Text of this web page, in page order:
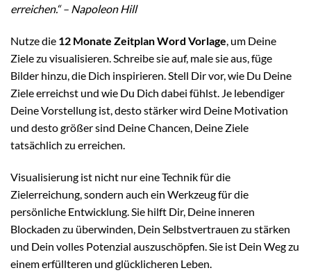
erreichen.“ – Napoleon Hill
Nutze die 12 Monate Zeitplan Word Vorlage, um Deine
Ziele zu visualisieren. Schreibe sie auf, male sie aus, füge
Bilder hinzu, die Dich inspirieren. Stell Dir vor, wie Du Deine
Ziele erreichst und wie Du Dich dabei fühlst. Je lebendiger
Deine Vorstellung ist, desto stärker wird Deine Motivation
und desto größer sind Deine Chancen, Deine Ziele
tatsächlich zu erreichen.
Visualisierung ist nicht nur eine Technik für die
Zielerreichung, sondern auch ein Werkzeug für die
persönliche Entwicklung. Sie hilft Dir, Deine inneren
Blockaden zu überwinden, Dein Selbstvertrauen zu stärken
und Dein volles Potenzial auszuschöpfen. Sie ist Dein Weg zu
einem erfüllteren und glücklicheren Leben.